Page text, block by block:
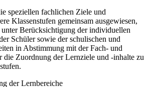
speziellen fachlichen Ziele und
Klassenstufen gemeinsam ausgewiesen,
unter Berücksichtigung der individuellen
Schüler sowie der schulischen und
in Abstimmung mit der Fach- und
die Zuordnung der Lernziele und -inhalte zu
der Lernbereiche